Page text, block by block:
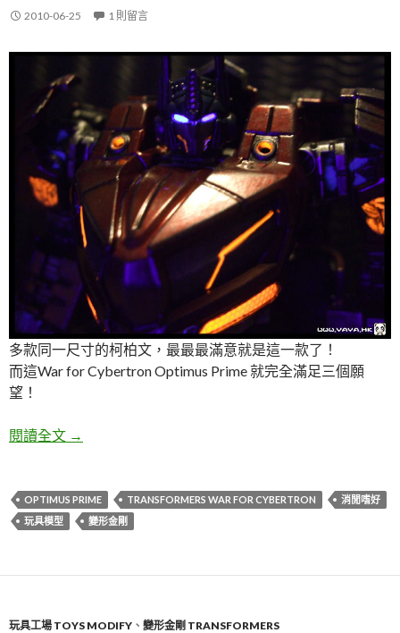
2010-06-25 1 則留言
多款同一尺寸的柯柏文，最最最滿意就是這一款了！
而這War for Cybertron Optimus Prime 就完全滿足三個願
望！
閱讀全文 老變遊戲：TF War for Cybertron Optimus Prime
→
OPTIMUS PRIME TRANSFORMERS WAR FOR CYBERTRON
消閒嗜好
玩具模型
變形金剛
玩具工場 TOYS MODIFY 、 變形金剛 TRANSFORMERS